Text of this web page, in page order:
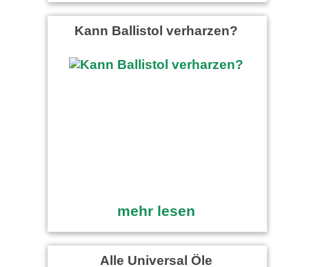
Kann Ballistol verharzen?
mehr lesen
Alle Universal Öle